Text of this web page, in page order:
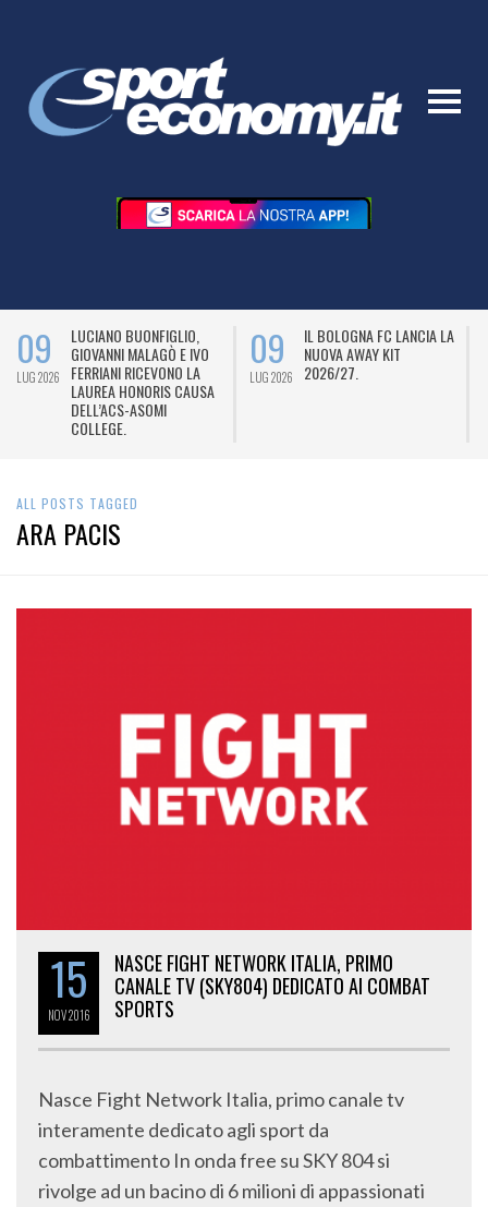
09
LUG 2026
LUCIANO BUONFIGLIO,
GIOVANNI MALAGÒ E IVO
FERRIANI RICEVONO LA
LAUREA HONORIS CAUSA
DELL’ACS-ASOMI
COLLEGE.
09
LUG 2026
IL BOLOGNA FC LANCIA LA
NUOVA AWAY KIT
2026/27.
ALL POSTS TAGGED
ARA PACIS
15
NOV2016
NASCE FIGHT NETWORK ITALIA, PRIMO
CANALE TV (SKY804) DEDICATO AI COMBAT
SPORTS
Nasce Fight Network Italia, primo canale tv
interamente dedicato agli sport da
combattimento In onda free su SKY 804 si
rivolge ad un bacino di 6 milioni di appassionati